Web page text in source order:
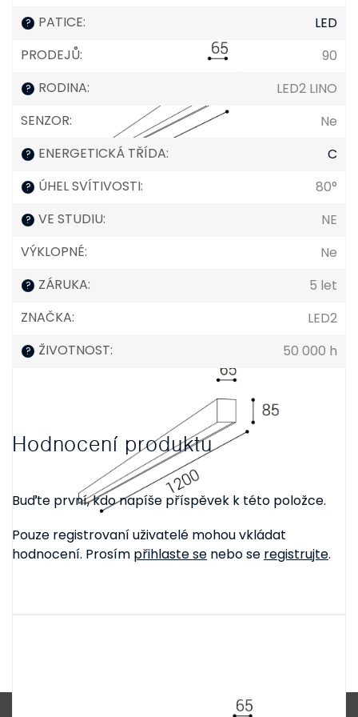
? PATICE:
LED
PRODEJŮ: 90
? RODINA:
LED2 LINO
SENZOR: Ne
? ENERGETICKÁ TŘÍDA: C
? ÚHEL SVÍTIVOSTI: 80°
? VE STUDIU:
NE
VÝKLOPNÉ: Ne
? ZÁRUKA:
5 let
ZNAČKA: LED2
? ŽIVOTNOST: 50 000 h
Hodnocení produktu
Buďte první, kdo napíše příspěvek k této položce.
Pouze registrovaní uživatelé mohou vkládat
hodnocení. Prosím přihlaste se nebo se registrujte.